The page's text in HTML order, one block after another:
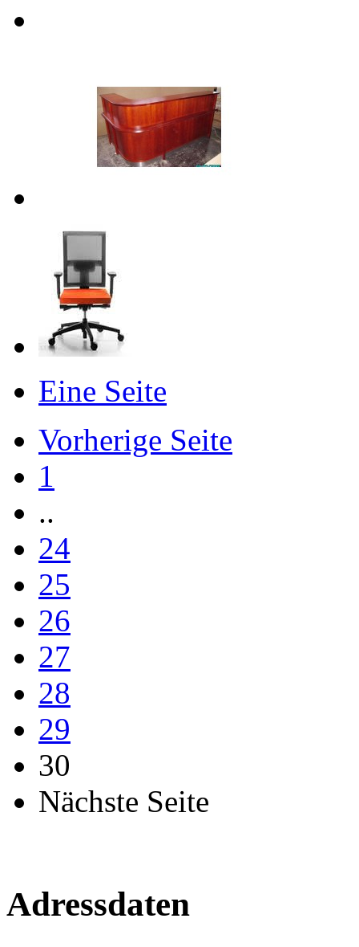
Eine Seite
Vorherige Seite
1
..
24
25
26
27
28
29
30
Nächste Seite
Adressdaten